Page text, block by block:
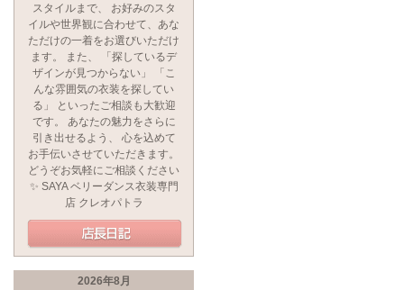
スタイルまで、 お好みのスタ
イルや世界観に合わせて、あな
ただけの一着をお選びいただけ
ます。 また、 「探しているデ
ザインが見つからない」 「こ
んな雰囲気の衣装を探してい
る」 といったご相談も大歓迎
です。 あなたの魅力をさらに
引き出せるよう、 心を込めて
お手伝いさせていただきます。
どうぞお気軽にご相談ください
✨ SAYA ベリーダンス衣装専門
店 クレオパトラ
2026年8月